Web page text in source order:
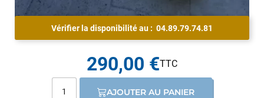
Vérifier la disponibilité au : 04.89.79.74.81
290,00 €
AJOUTER AU PANIER